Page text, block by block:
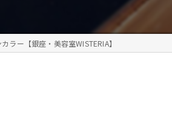
ラー【銀座・美容室WISTERIA】